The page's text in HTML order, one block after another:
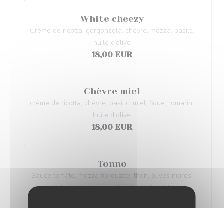
White cheezy
Crème de ricotta, gorgonzola, chevre, mozza, basilc,
huile d’olive
18,00 EUR
Chèvre miel
crème de ricotta, chèvre, basilic, miel, fique, romarin,
huile d'olive
18,00 EUR
Tonno
Sauce tomate, mozza fiordilatte, thon, olives noires,
tomates cerises jaune, basilic, huile d’olive